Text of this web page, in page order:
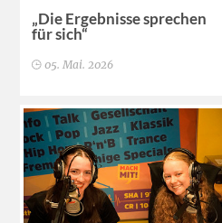
„Die Ergebnisse sprechen
für sich“
05. Mai. 2026